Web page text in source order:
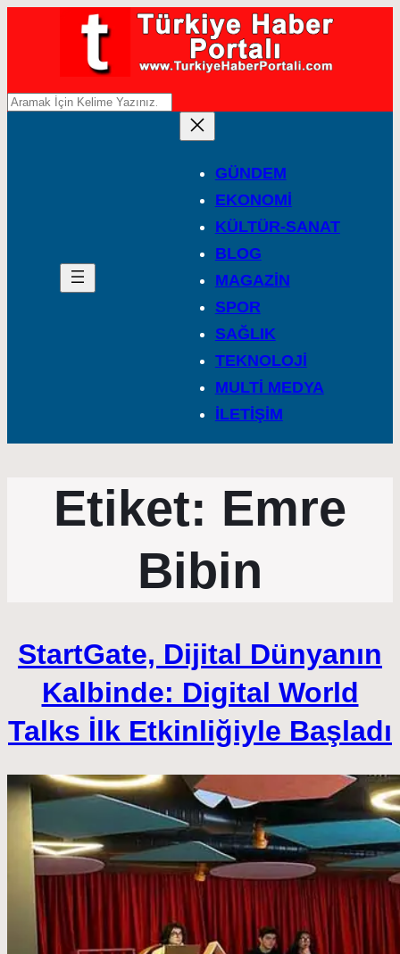
A
GÜNDEM
EKONOMİ
KÜLTÜR-SANAT
BLOG
MAGAZİN
SPOR
SAĞLIK
TEKNOLOJİ
MULTİ MEDYA
İLETİŞİM
Etiket: Emre
Bibin
StartGate, Dijital Dünyanın
Kalbinde: Digital World
Talks İlk Etkinliğiyle Başladı